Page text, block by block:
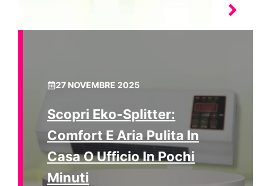
27 NOVEMBRE 2025
Scopri Eko-Splitter:
Comfort E Aria Pulita In
Casa O Ufficio In Pochi
Minuti